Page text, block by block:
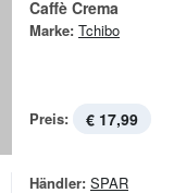
Caffè Crema
Marke: Tchibo
Preis: € 17,99
Händler: SPAR